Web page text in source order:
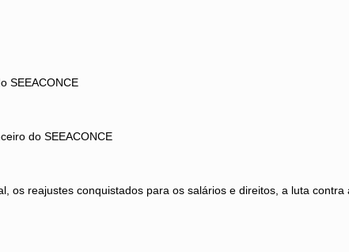
SEEACONCE
do SEEACONCE
os reajustes conquistados para os salários e direitos, a luta